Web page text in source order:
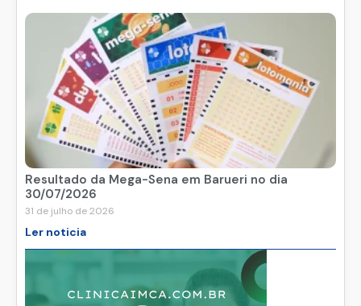
Resultado da Mega-Sena em Barueri no dia
30/07/2026
31 de julho de 2026
Ler noticia